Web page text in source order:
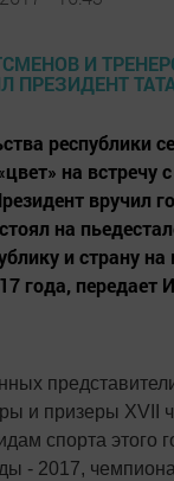
республики
на встречу
вручил
на
и страну
года, передает
и призеры XVII
спорта этого
- 2017,